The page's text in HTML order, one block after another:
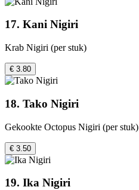
17. Kani Nigiri
Krab Nigiri (per stuk)
€ 3.80
18. Tako Nigiri
Gekookte Octopus Nigiri (per stuk)
€ 3.50
19. Ika Nigiri